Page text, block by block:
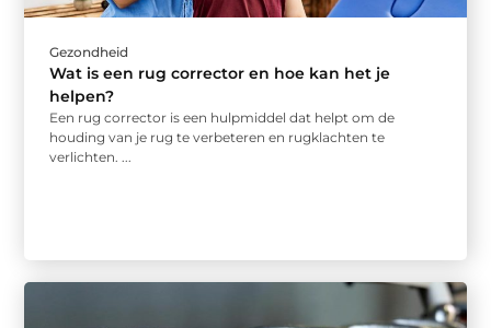
Gezondheid
Wat is een rug corrector en hoe kan het je
helpen?
Een rug corrector is een hulpmiddel dat helpt om de
houding van je rug te verbeteren en rugklachten te
verlichten. ...